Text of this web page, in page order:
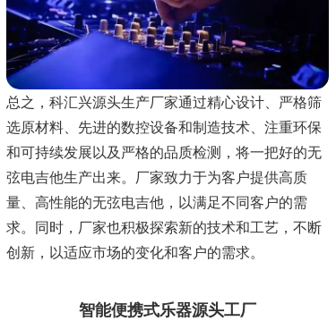
总之，科汇兴源头生产厂家通过精心设计、严格筛
选原材料、先进的数控设备和制造技术、注重环保
和可持续发展以及严格的品质检测，将一把好的无
弦电吉他生产出来。厂家致力于为客户提供高质
量、高性能的无弦电吉他，以满足不同客户的需
求。同时，厂家也积极探索新的技术和工艺，不断
创新，以适应市场的变化和客户的需求。
智能便携式乐器源头工厂